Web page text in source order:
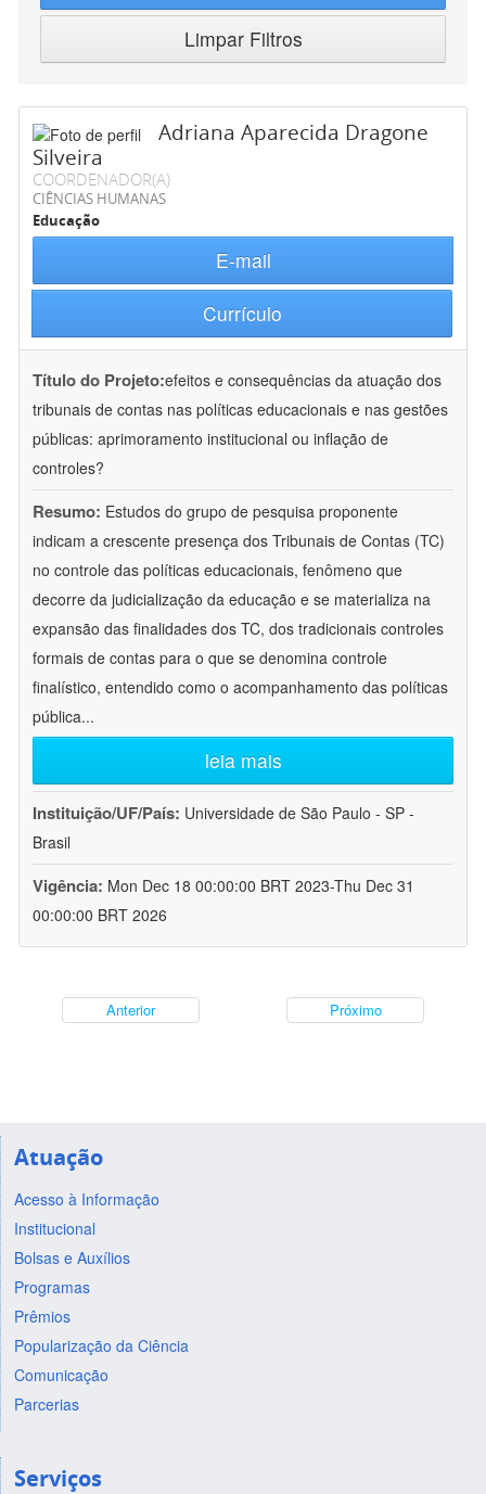
Limpar Filtros
Adriana Aparecida Dragone
Silveira
COORDENADOR(A)
CIÊNCIAS HUMANAS
Educação
E-mail
Currículo
Título do Projeto:efeitos e consequências da atuação dos
tribunais de contas nas políticas educacionais e nas gestões
públicas: aprimoramento institucional ou inflação de
controles?
Resumo: Estudos do grupo de pesquisa proponente
indicam a crescente presença dos Tribunais de Contas (TC)
no controle das políticas educacionais, fenômeno que
decorre da judicialização da educação e se materializa na
expansão das finalidades dos TC, dos tradicionais controles
formais de contas para o que se denomina controle
finalístico, entendido como o acompanhamento das políticas
pública...
leia mais
Instituição/UF/País: Universidade de São Paulo - SP -
Brasil
Vigência: Mon Dec 18 00:00:00 BRT 2023-Thu Dec 31
00:00:00 BRT 2026
Anterior Próximo
Atuação
Acesso à Informação
Institucional
Bolsas e Auxílios
Programas
Prêmios
Popularização da Ciência
Comunicação
Parcerias
Serviços